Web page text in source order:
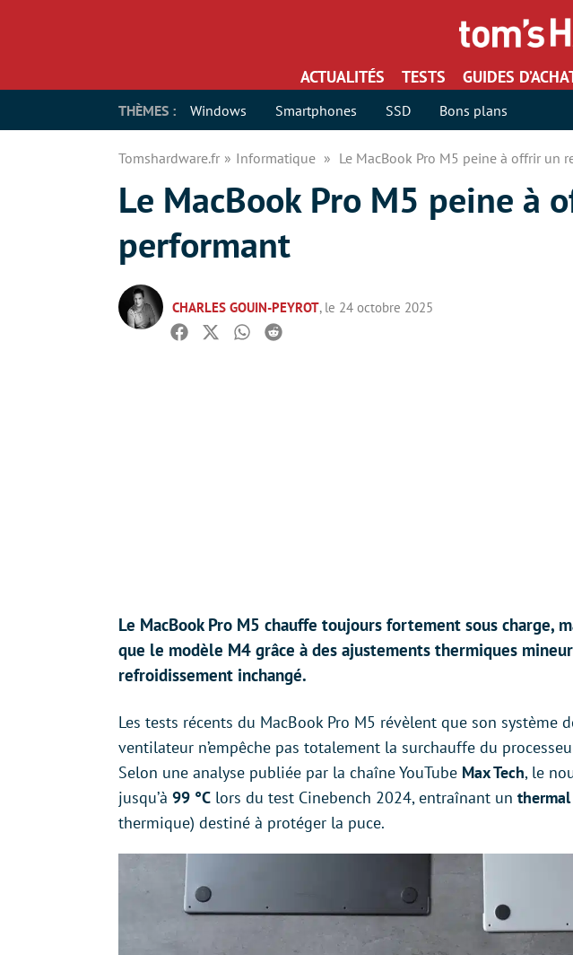
ACTUALITÉS TESTS GUIDES
THÈMES : Windows Smartphones SSD Bons plans
Tomshardware.fr Informatique Le MacBook Pro M5 peine à offrir un
Le MacBook Pro M5 peine à
performant
CHARLES GOUIN-PEYROT, le 24 octobre 2025
Facebook
TwitterWhatsapp
Reddit
Le MacBook Pro M5 chauffe toujours fortement sous charge,
que le modèle M4 grâce à des ajustements thermiques
refroidissement inchangé.
Les tests récents du MacBook Pro M5 révèlent que son système
ventilateur n’empêche pas totalement la surchauffe du
Selon une analyse publiée par la chaîne YouTube Max Tech, le
jusqu’à 99 °C lors du test Cinebench 2024, entraînant un
thermique) destiné à protéger la puce.